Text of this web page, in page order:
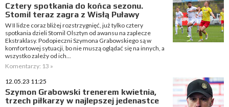
Cztery spotkania do końca sezonu.
Stomil teraz zagra z Wisłą Puławy
W II lidze coraz bliżej rozstrzygnięć, już tylko cztery
spotkania dzieli Stomil Olsztyn od awansu na zaplecze
Ekstraklasy. Podopieczni Szymona Grabowskiego są w
komfortowej sytuacji, bo nie muszą oglądać się na innych, a
wszystko zależy od ich...
Komentarzy: 13 »
12.05.23 11:25
Szymon Grabowski trenerem kwietnia,
trzech piłkarzy w najlepszej jedenastce